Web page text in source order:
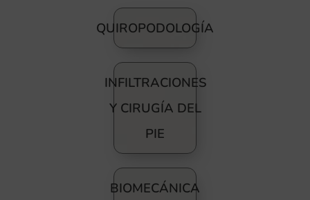
QUIROPODOLOGÍA
INFILTRACIONES
Y CIRUGÍA DEL
PIE
BIOMECÁNICA